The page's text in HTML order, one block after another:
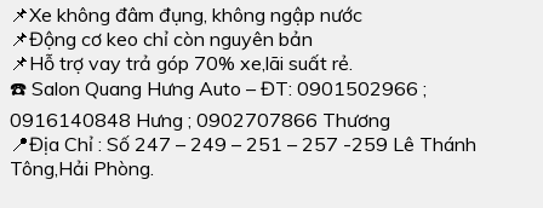
📌Xe không đâm đụng, không ngập nước
📌Động cơ keo chỉ còn nguyên bản
📌Hỗ trợ vay trả góp 70% xe,lãi suất rẻ.
☎️ Salon Quang Hưng Auto – ĐT: 0901502966 ;
0916140848 Hưng ; 0902707866 Thương
📍Địa Chỉ : Số 247 – 249 – 251 – 257 -259 Lê Thánh
Tông,Hải Phòng.